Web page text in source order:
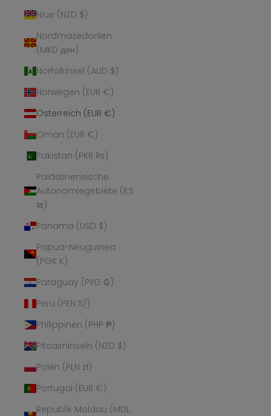
Niue (NZD $)
Nordmazedonien
(MKD ден)
Norfolkinsel (AUD $)
Norwegen (EUR €)
Österreich (EUR €)
Oman (EUR €)
Pakistan (PKR ₨)
Palästinensische
Autonomiegebiete (ILS
₪)
Panama (USD $)
Papua-Neuguinea
(PGK K)
Paraguay (PYG ₲)
Peru (PEN S/)
Philippinen (PHP ₱)
Pitcairninseln (NZD $)
Polen (PLN zł)
Portugal (EUR €)
Republik Moldau (MDL